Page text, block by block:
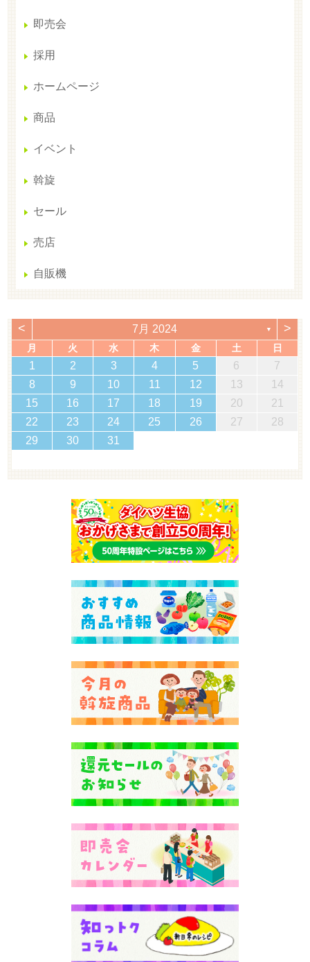
即売会
採用
ホームページ
商品
イベント
斡旋
セール
売店
自販機
< 7月 2024 ▼ >
月 火 水 木 金 土 日
1 2 3 4 5 6
7
8
9 10 11 12 13
14
15
16 17 18 19 20
21
22
23 24 25 26 27
28
29
30 31